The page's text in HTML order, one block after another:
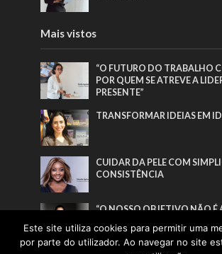
Mais vistos
“O FUTURO DO TRABALHO
POR QUEM SE ATREVE A
PRESENTE”
TRANSFORMAR IDEIAS EM
CUIDAR DA PELE COM
CONSISTÊNCIA
“O NOSSO OBJETIVO NÃO É
REJUVENESCIMENTO
RESPEITANDO SEMPRE A
Este site utiliza cookies para permitir uma
por parte do utilizador. Ao navegar no site